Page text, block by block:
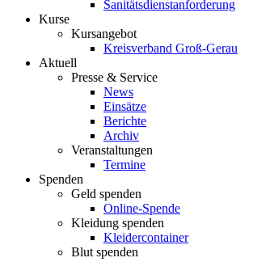
Sanitätsdienstanforderung
Kurse
Kursangebot
Kreisverband Groß-Gerau
Aktuell
Presse & Service
News
Einsätze
Berichte
Archiv
Veranstaltungen
Termine
Spenden
Geld spenden
Online-Spende
Kleidung spenden
Kleidercontainer
Blut spenden